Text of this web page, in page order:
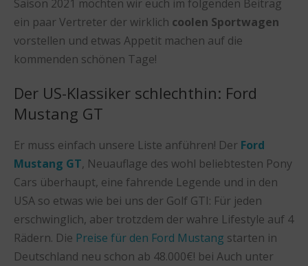
Saison 2021 möchten wir euch im folgenden Beitrag
ein paar Vertreter der wirklich coolen Sportwagen
vorstellen und etwas Appetit machen auf die
kommenden schönen Tage!
Der US-Klassiker schlechthin: Ford
Mustang GT
Er muss einfach unsere Liste anführen! Der Ford
Mustang GT, Neuauflage des wohl beliebtesten Pony
Cars überhaupt, eine fahrende Legende und in den
USA so etwas wie bei uns der Golf GTI: Für jeden
erschwinglich, aber trotzdem der wahre Lifestyle auf 4
Rädern. Die Preise für den Ford Mustang starten in
Deutschland neu schon ab 48.000€! bei Auch unter